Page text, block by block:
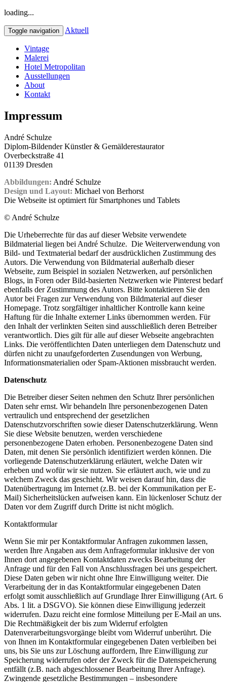
loading...
Toggle navigation Aktuell
Vintage
Malerei
Hotel Metropolitan
Ausstellungen
About
Kontakt
Impressum
André Schulze
Diplom-Bildender Künstler & Gemälderestaurator
Overbeckstraße 41
01139 Dresden
Abbildungen: André Schulze
Design und Layout: Michael von Berhorst
Die Webseite ist optimiert für Smartphones und Tablets
© André Schulze
Die Urheberrechte für das auf dieser Website verwendete
Bildmaterial liegen bei André Schulze. Die Weiterverwendung von
Bild- und Textmaterial bedarf der ausdrücklichen Zustimmung des
Autors. Die Verwendung von Bildmaterial außerhalb dieser
Webseite, zum Beispiel in sozialen Netzwerken, auf persönlichen
Blogs, in Foren oder Bild-basierten Netzwerken wie Pinterest bedarf
ebenfalls der Zustimmung des Autors. Bitte kontaktieren Sie den
Autor bei Fragen zur Verwendung von Bildmaterial auf dieser
Homepage. Trotz sorgfältiger inhaltlicher Kontrolle kann keine
Haftung für die Inhalte externer Links übernommen werden. Für
den Inhalt der verlinkten Seiten sind ausschließlich deren Betreiber
verantwortlich. Dies gilt für alle auf dieser Webseite angebrachten
Links. Die veröffentlichten Daten unterliegen dem Datenschutz und
dürfen nicht zu unaufgeforderten Zusendungen von Werbung,
Informationsmaterialien oder Spam-Aktionen missbraucht werden.
Datenschutz
Die Betreiber dieser Seiten nehmen den Schutz Ihrer persönlichen
Daten sehr ernst. Wir behandeln Ihre personenbezogenen Daten
vertraulich und entsprechend der gesetzlichen
Datenschutzvorschriften sowie dieser Datenschutzerklärung. Wenn
Sie diese Website benutzen, werden verschiedene
personenbezogene Daten erhoben. Personenbezogene Daten sind
Daten, mit denen Sie persönlich identifiziert werden können. Die
vorliegende Datenschutzerklärung erläutert, welche Daten wir
erheben und wofür wir sie nutzen. Sie erläutert auch, wie und zu
welchem Zweck das geschieht. Wir weisen darauf hin, dass die
Datenübertragung im Internet (z.B. bei der Kommunikation per E-
Mail) Sicherheitslücken aufweisen kann. Ein lückenloser Schutz der
Daten vor dem Zugriff durch Dritte ist nicht möglich.
Kontaktformular
Wenn Sie mir per Kontaktformular Anfragen zukommen lassen,
werden Ihre Angaben aus dem Anfrageformular inklusive der von
Ihnen dort angegebenen Kontaktdaten zwecks Bearbeitung der
Anfrage und für den Fall von Anschlussfragen bei uns gespeichert.
Diese Daten geben wir nicht ohne Ihre Einwilligung weiter. Die
Verarbeitung der in das Kontaktformular eingegebenen Daten
erfolgt somit ausschließlich auf Grundlage Ihrer Einwilligung (Art. 6
Abs. 1 lit. a DSGVO). Sie können diese Einwilligung jederzeit
widerrufen. Dazu reicht eine formlose Mitteilung per E-Mail an uns.
Die Rechtmäßigkeit der bis zum Widerruf erfolgten
Datenverarbeitungsvorgänge bleibt vom Widerruf unberührt. Die
von Ihnen im Kontaktformular eingegebenen Daten verbleiben bei
uns, bis Sie uns zur Löschung auffordern, Ihre Einwilligung zur
Speicherung widerrufen oder der Zweck für die Datenspeicherung
entfällt (z.B. nach abgeschlossener Bearbeitung Ihrer Anfrage).
Zwingende gesetzliche Bestimmungen – insbesondere